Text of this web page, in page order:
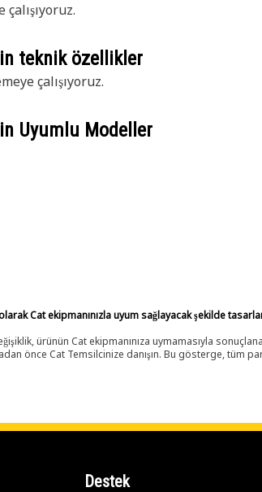
teknik özellikler
çalışıyoruz.
Uyumlu Modeller
Cat ekipmanınızla uyum sağlayacak şekilde
ürünün Cat ekipmanınıza uymamasıyla
önce Cat Temsilcinize danışın. Bu gösterge, tüm
Destek